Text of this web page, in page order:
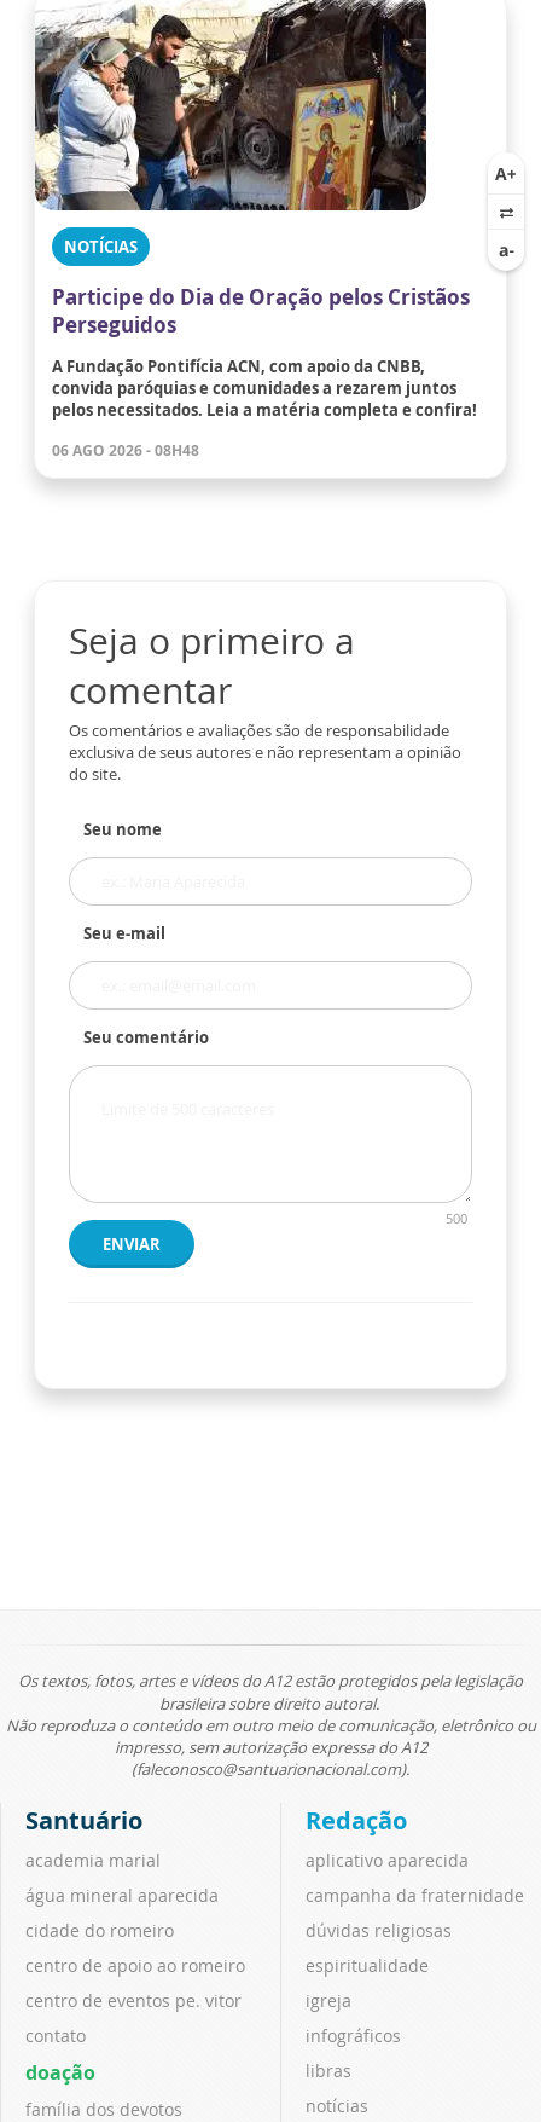
NOTÍCIAS
Participe do Dia de Oração pelos Cristãos
Perseguidos
A Fundação Pontifícia ACN, com apoio da CNBB,
convida paróquias e comunidades a rezarem juntos
pelos necessitados. Leia a matéria completa e confira!
06 AGO 2026 - 08H48
Seja o primeiro a
comentar
Os comentários e avaliações são de responsabilidade
exclusiva de seus autores e não representam a opinião
do site.
Seu nome
Seu e-mail
Seu comentário
500
ENVIAR
Os textos, fotos, artes e vídeos do A12 estão protegidos pela legislação
brasileira sobre direito autoral.
Não reproduza o conteúdo em outro meio de comunicação, eletrônico ou
impresso, sem autorização expressa do A12
(faleconosco@santuarionacional.com).
Santuário
academia marial
água mineral aparecida
cidade do romeiro
centro de apoio ao romeiro
centro de eventos pe. vitor
contato
doação
família dos devotos
Redação
aplicativo aparecida
campanha da fraternidade
dúvidas religiosas
espiritualidade
igreja
infográficos
libras
notícias